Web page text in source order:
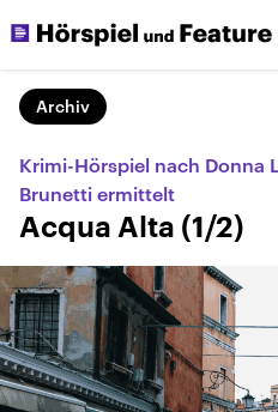
Archiv
Krimi-Hörspiel nach Donna
Brunetti ermittelt
Acqua Alta (1/2)